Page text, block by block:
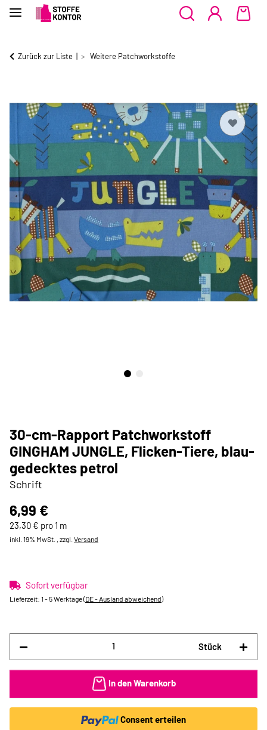
Zurück zur Liste Weitere Patchworkstoffe
30-cm-Rapport Patchworkstoff
GINGHAM JUNGLE, Flicken-Tiere, blau-
gedecktes petrol
Schrift
6,99 €
23,30 € pro 1 m
inkl. 19% MwSt. , zzgl. Versand
Sofort verfügbar
Lieferzeit: 1 - 5 Werktage(DE - Ausland abweichend)
Stück
In den Warenkorb
Consent erteilen